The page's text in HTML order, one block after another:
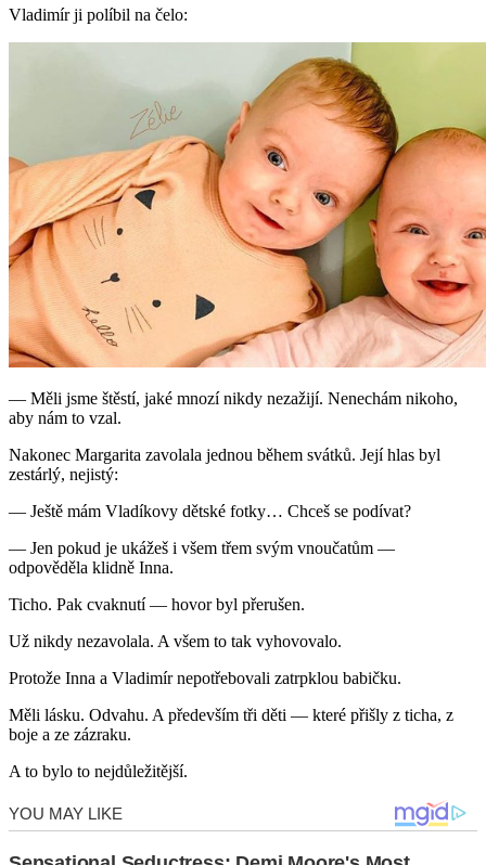
Vladimír ji políbil na čelo:
— Měli jsme štěstí, jaké mnozí nikdy nezažijí. Nenechám nikoho,
aby nám to vzal.
Nakonec Margarita zavolala jednou během svátků. Její hlas byl
zestárlý, nejistý:
— Ještě mám Vladíkovy dětské fotky… Chceš se podívat?
— Jen pokud je ukážeš i všem třem svým vnoučatům —
odpověděla klidně Inna.
Ticho. Pak cvaknutí — hovor byl přerušen.
Už nikdy nezavolala. A všem to tak vyhovovalo.
Protože Inna a Vladimír nepotřebovali zatrpklou babičku.
Měli lásku. Odvahu. A především tři děti — které přišly z ticha, z
boje a ze zázraku.
A to bylo to nejdůležitější.